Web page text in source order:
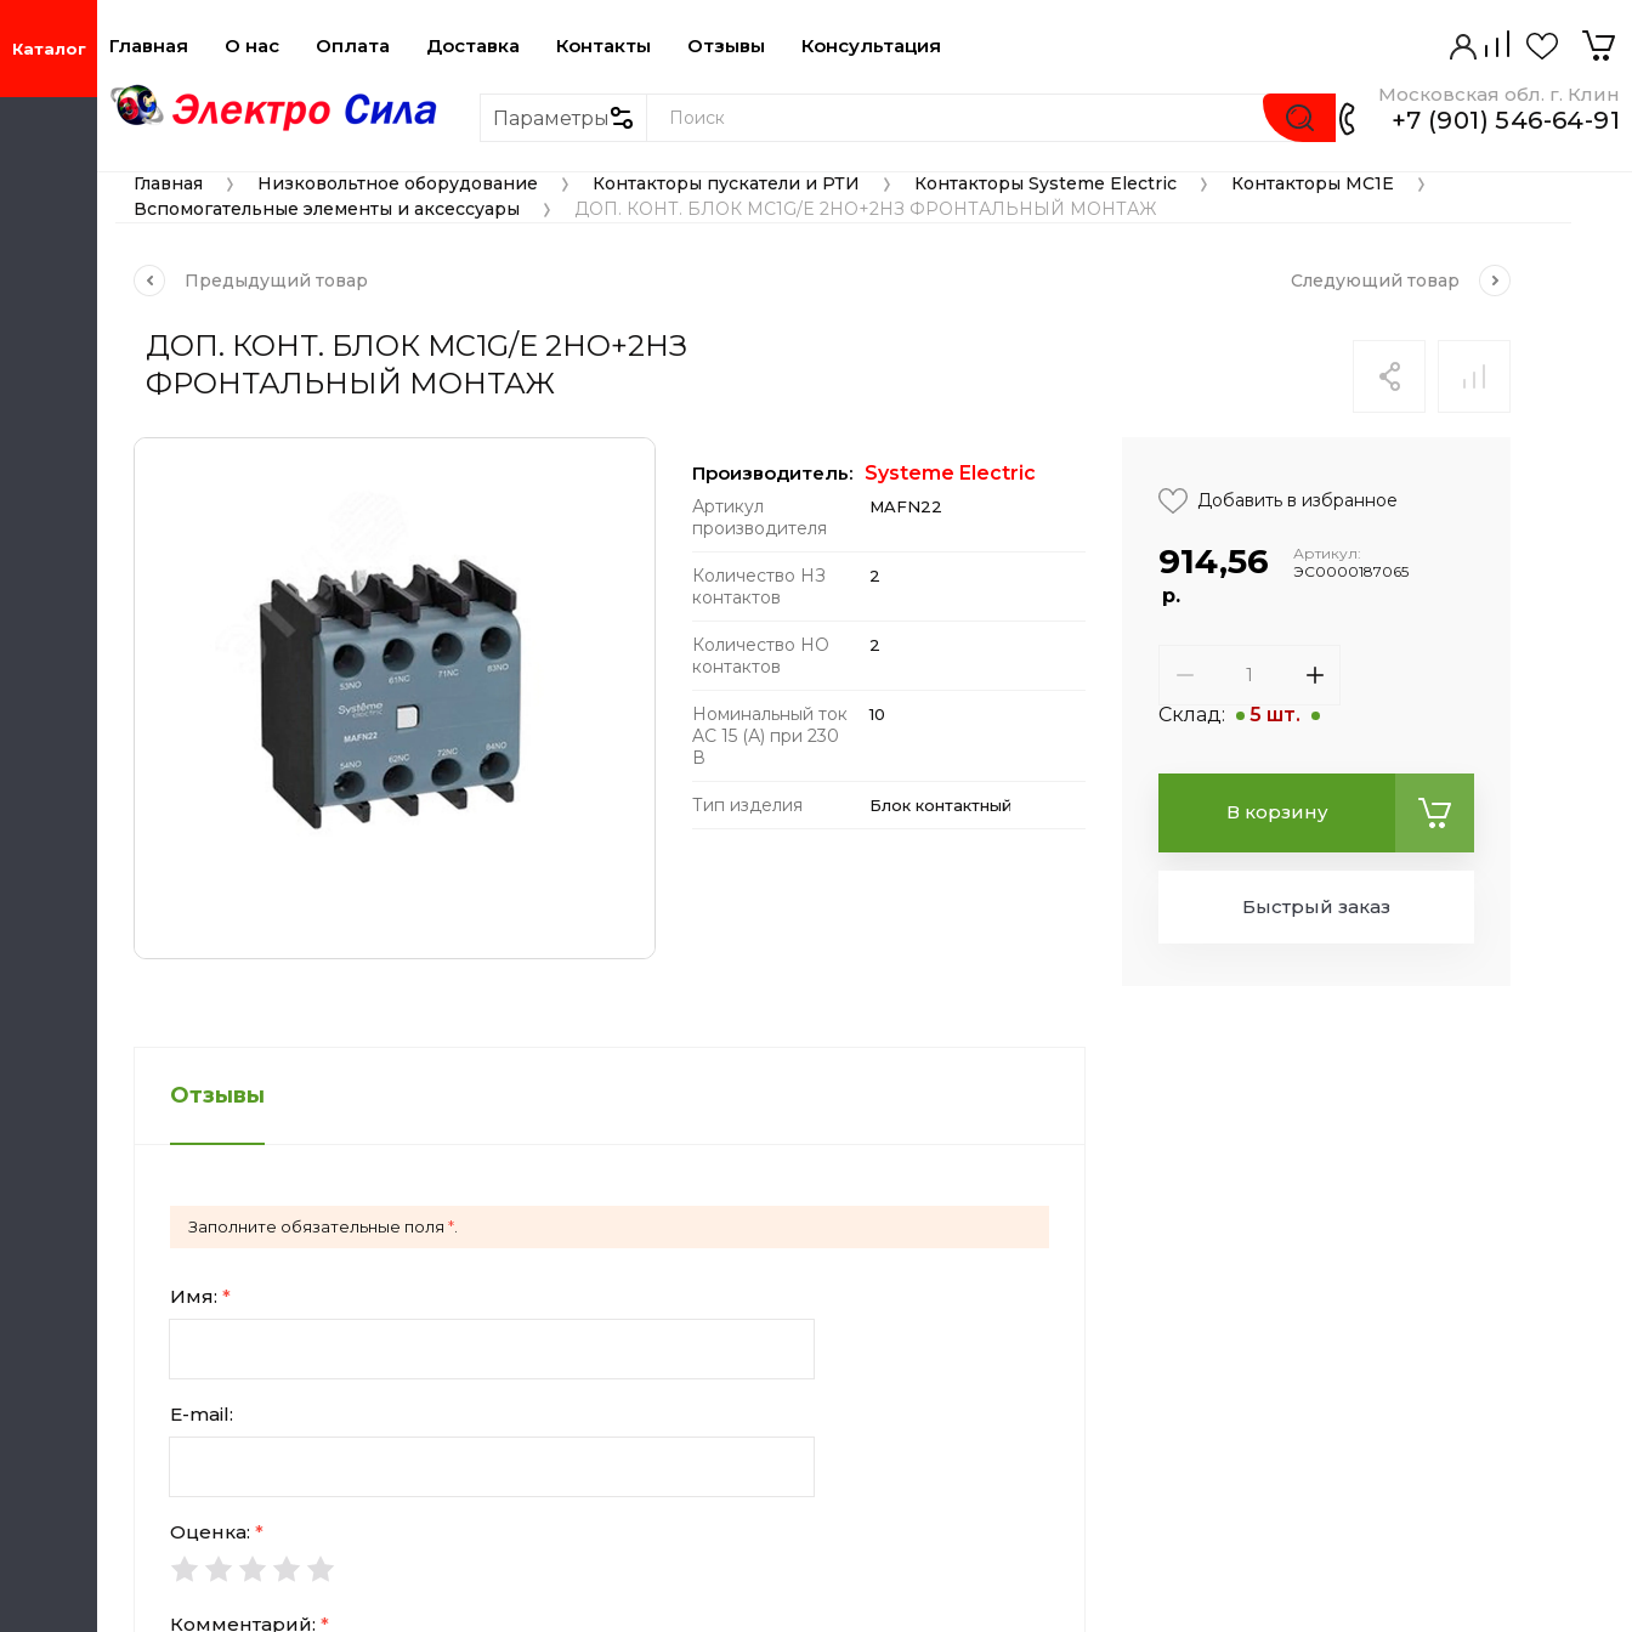
Главная О нас Оплата Доставка Контакты Отзывы Консультация
Параметры
Московская обл. г. Клин
+7 (901) 546-64-91
Главная Низковольтное оборудование Контакторы пускатели и РТИ Контакторы Systeme Electric Контакторы MC1E
Вспомогательные элементы и аксессуары
ДОП. КОНТ. БЛОК MC1G/E 2НО+2НЗ ФРОНТАЛЬНЫЙ МОНТАЖ
Предыдущий товар Следующий товар
ДОП. КОНТ. БЛОК MC1G/E 2НО+2НЗ
ФРОНТАЛЬНЫЙ МОНТАЖ
Производитель: Systeme Electric
Артикул
производителя
MAFN22
Количество НЗ
контактов
2
Количество НО
контактов
2
Номинальный ток
AC 15 (А) при 230
В
10
Тип изделия Блок контактный
Добавить в избранное
914,56
р.
Артикул:
ЭС0000187065
Склад: 5 шт.
В корзину
Быстрый заказ
Отзывы
Заполните обязательные поля *
Имя: *
E-mail:
Комментарий: *
Оценка: *